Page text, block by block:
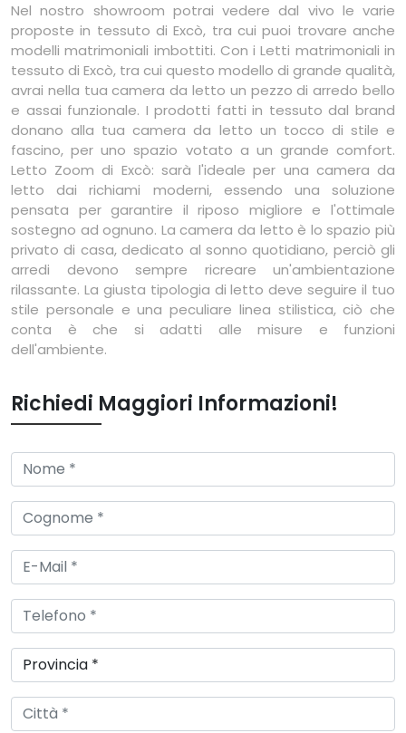
Nel nostro showroom potrai vedere dal vivo le varie
proposte in tessuto di Excò, tra cui puoi trovare anche
modelli matrimoniali imbottiti. Con i Letti matrimoniali in
tessuto di Excò, tra cui questo modello di grande qualità,
avrai nella tua camera da letto un pezzo di arredo bello
e assai funzionale. I prodotti fatti in tessuto dal brand
donano alla tua camera da letto un tocco di stile e
fascino, per uno spazio votato a un grande comfort.
Letto Zoom di Excò: sarà l'ideale per una camera da
letto dai richiami moderni, essendo una soluzione
pensata per garantire il riposo migliore e l'ottimale
sostegno ad ognuno. La camera da letto è lo spazio più
privato di casa, dedicato al sonno quotidiano, perciò gli
arredi devono sempre ricreare un'ambientazione
rilassante. La giusta tipologia di letto deve seguire il tuo
stile personale e una peculiare linea stilistica, ciò che
conta è che si adatti alle misure e funzioni
dell'ambiente.
Richiedi Maggiori Informazioni!